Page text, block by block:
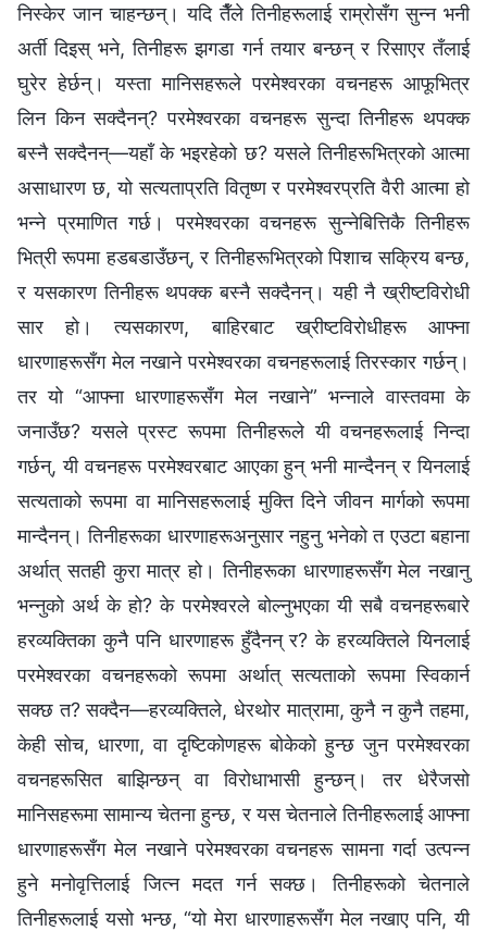
निस्केर जान चाहन्छन्। यदि तैँले तिनीहरूलाई राम्रोसँग सुन्‍न भनी
अर्ती दिइस् भने, तिनीहरू झगडा गर्न तयार बन्छन् र रिसाएर तँलाई
घुरेर हेर्छन्। यस्ता मानिसहरूले परमेश्‍वरका वचनहरू आफूभित्र
लिन किन सक्दैनन्? परमेश्‍वरका वचनहरू सुन्दा तिनीहरू थपक्क
बस्नै सक्दैनन्—यहाँ के भइरहेको छ? यसले तिनीहरूभित्रको आत्मा
असाधारण छ, यो सत्यताप्रति वितृष्ण र परमेश्‍वरप्रति वैरी आत्मा हो
भन्‍ने प्रमाणित गर्छ। परमेश्‍वरका वचनहरू सुन्‍नेबित्तिकै तिनीहरू
भित्री रूपमा हडबडाउँछन्, र तिनीहरूभित्रको पिशाच सक्रिय बन्छ,
र यसकारण तिनीहरू थपक्क बस्नै सक्दैनन्। यही नै ख्रीष्टविरोधी
सार हो। त्यसकारण, बाहिरबाट ख्रीष्टविरोधीहरू आफ्ना
धारणाहरूसँग मेल नखाने परमेश्‍वरका वचनहरूलाई तिरस्कार गर्छन्।
तर यो “आफ्ना धारणाहरूसँग मेल नखाने” भन्‍नाले वास्तवमा के
जनाउँछ? यसले प्रस्ट रूपमा तिनीहरूले यी वचनहरूलाई निन्दा
गर्छन्, यी वचनहरू परमेश्‍वरबाट आएका हुन् भनी मान्दैनन् र यिनलाई
सत्यताको रूपमा वा मानिसहरूलाई मुक्ति दिने जीवन मार्गको रूपमा
मान्दैनन्। तिनीहरूका धारणाहरूअनुसार नहुनु भनेको त एउटा बहाना
अर्थात् सतही कुरा मात्र हो। तिनीहरूका धारणाहरूसँग मेल नखानु
भन्‍नुको अर्थ के हो? के परमेश्‍वरले बोल्नुभएका यी सबै वचनहरूबारे
हरव्यक्तिका कुनै पनि धारणाहरू हुँदैनन् र? के हरव्यक्तिले यिनलाई
परमेश्‍वरका वचनहरूको रूपमा अर्थात् सत्यताको रूपमा स्विकार्न
सक्छ त? सक्दैन—हरव्यक्तिले, धेरथोर मात्रामा, कुनै न कुनै तहमा,
केही सोच, धारणा, वा दृष्टिकोणहरू बोकेको हुन्छ जुन परमेश्‍वरका
वचनहरूसित बाझिन्छन् वा विरोधाभासी हुन्छन्। तर धेरैजसो
मानिसहरूमा सामान्य चेतना हुन्छ, र यस चेतनाले तिनीहरूलाई आफ्ना
धारणाहरूसँग मेल नखाने परेमश्‍वरका वचनहरू सामना गर्दा उत्पन्‍न
हुने मनोवृत्तिलाई जित्न मदत गर्न सक्छ। तिनीहरूको चेतनाले
तिनीहरूलाई यसो भन्छ, “यो मेरा धारणाहरूसँग मेल नखाए पनि, यी